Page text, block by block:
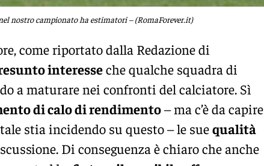
nostro campionato ha estimatori – (RomaForever.it)
come riportato dalla Redazione di
interesseche qualche squadra di
a maturare nei confronti del calciatore. Sì
di calo di rendimento– ma c’è da capire
stia incidendo su questo – le suequalità
Di conseguenza è chiaro che anche